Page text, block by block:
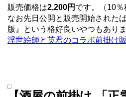
販売価格は2,200円 です。（10％
なお先日公開と販売開始された
版』という格好良いやつもあり
浮世絵師と英君のコラボ前掛け販